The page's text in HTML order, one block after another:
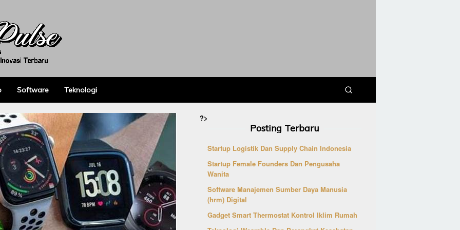
Software Teknologi
?>
Posting Terbaru
Startup Logistik Dan Supply Chain Indonesia
Startup Female Founders Dan Pengusaha
Wanita
Software Manajemen Sumber Daya Manusia
(hrm) Digital
Gadget Smart Thermostat Kontrol Iklim Rumah